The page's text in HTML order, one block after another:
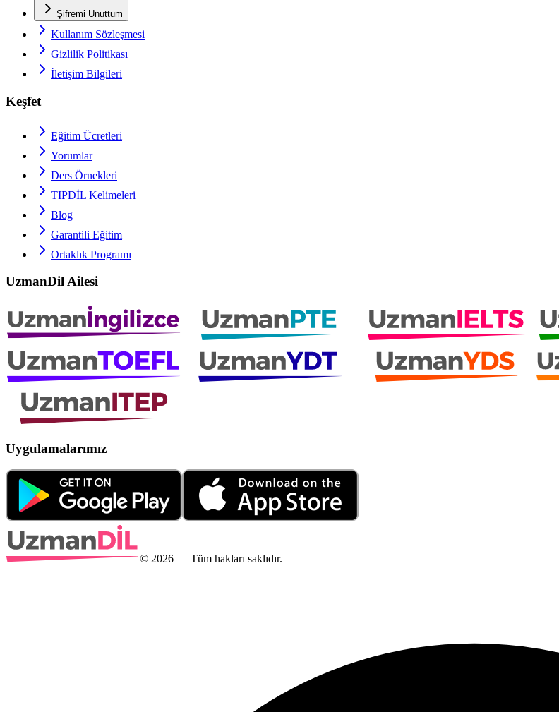
Şifremi Unuttum
Kullanım Sözleşmesi
Gizlilik Politikası
İletişim Bilgileri
Keşfet
Eğitim Ücretleri
Yorumlar
Ders Örnekleri
TIPDİL Kelimeleri
Blog
Garantili Eğitim
Ortaklık Programı
UzmanDil Ailesi
Uygulamalarımız
© 2026 — Tüm hakları saklıdır.